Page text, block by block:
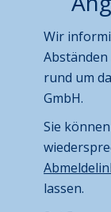
Wir
rund um
GmbH.
Sie
lassen.